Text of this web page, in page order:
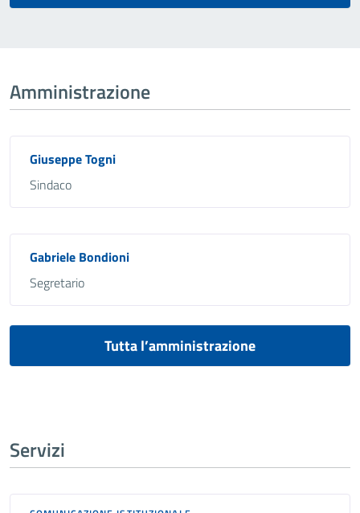
Amministrazione
Giuseppe Togni
Sindaco
Gabriele Bondioni
Segretario
Tutta l’amministrazione
Servizi